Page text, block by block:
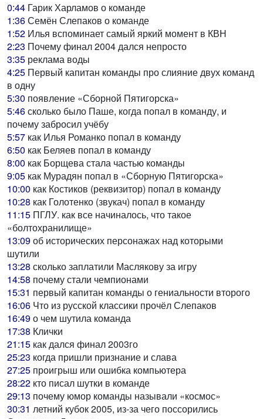
0:44 Гарик Харламов о команде
1:36Семён Слепаков о команде
1:52 Илья вспоминает самый яркий момент в КВН
2:23 Почему финал 2004 дался непросто
3:35 реклама воды
4:25 Первый капитан команды про слияние двух команд
в одну
5:30 появление «Сборной Пятигорска»
5:46сколько было Паше, когда попал в команду, и
почему забросил учёбу
5:57 как Илья Романко попал в команду
6:50 как Беляев попал в команду
8:00 как Борщева стала частью команды
9:05 как Мурадян попал в «Сборную Пятигорска»
10:00 как Костиков (реквизитор) попал в команду
10:28 как Голотенко (звукач) попал в команду
11:15 ПГЛУ. как все начиналось, что такое
«болтохранилище»
13:09об исторических персонажах над которыми
шутили
13:28 сколько заплатили Маслякову за игру
14:58 почему стали чемпионами
15:31 первый капитан команды о гениальности второго
16:06 Что из русской классики прочёл Слепаков
16:49о чем шутила команда
17:38 Клички
21:15 как дался финал 2003го
25:23 когда пришли признание и слава
27:25 проигрыш или ошибка компьютера
28:22 кто писал шутки в команде
29:13 почему юмор команды называли «космос»
30:31 летний кубок 2005, из-за чего поссорились